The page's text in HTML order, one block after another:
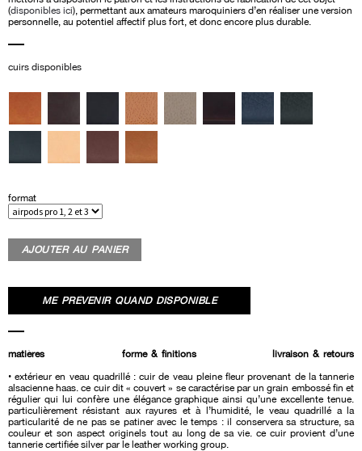
(disponibles ici), permettant aux amateurs maroquiniers d’en réaliser une version
personnelle, au potentiel affectif plus fort, et donc encore plus durable.
cuirs disponibles
format
AJOUTER AU PANIER
ME PRÉVENIR QUAND DISPONIBLE
matières forme & finitions
livraison & retours
• extérieur en veau quadrillé : cuir de veau pleine fleur provenant de la tannerie
alsacienne haas. ce cuir dit « couvert » se caractérise par un grain embossé fin et
régulier qui lui confère une élégance graphique ainsi qu’une excellente tenue.
particulièrement résistant aux rayures et à l’humidité, le veau quadrillé a la
particularité de ne pas se patiner avec le temps : il conservera sa structure, sa
couleur et son aspect originels tout au long de sa vie. ce cuir provient d’une
tannerie certifiée silver par le leather working group.